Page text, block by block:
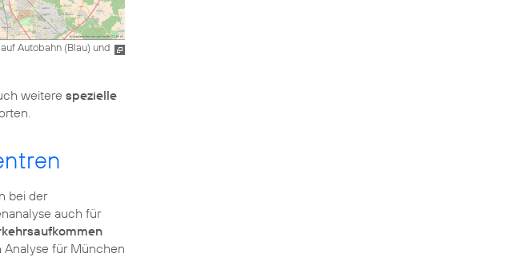
Autobahn (Blau) und
weitere spezielle
bei der
auch für
Analyse für München